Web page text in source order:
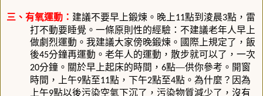
三、有氧運動： 建議不要早上鍛煉。晚上11點到淩晨3點，雷
打不動要睡覺。一條原則性的經驗：不建議老年人早上
做劇烈運動。我建議大家傍晚鍛煉。國際上規定了，飯
後45分鐘再運動。老年人的運動，散步就可以了，一次
20分鐘。關於早上起床的時間，6點—供你參考。開窗
時間，上午9點至11點，下午2點至4點。為什麼？因為
上午9點以後污染空氣下沉了，污染物質減少了，沒有